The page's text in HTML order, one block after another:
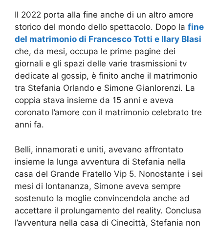
Il 2022 porta alla fine anche di un altro amore
storico del mondo dello spettacolo. Dopo la fine
del matrimonio di Francesco Totti e Ilary Blasi
che, da mesi, occupa le prime pagine dei
giornali e gli spazi delle varie trasmissioni tv
dedicate al gossip, è finito anche il matrimonio
tra Stefania Orlando e Simone Gianlorenzi. La
coppia stava insieme da 15 anni e aveva
coronato l’amore con il matrimonio celebrato tre
anni fa.
Belli, innamorati e uniti, avevano affrontato
insieme la lunga avventura di Stefania nella
casa del Grande Fratello Vip 5. Nonostante i sei
mesi di lontananza, Simone aveva sempre
sostenuto la moglie convincendola anche ad
accettare il prolungamento del reality. Conclusa
l’avventura nella casa di Cinecittà, Stefania non